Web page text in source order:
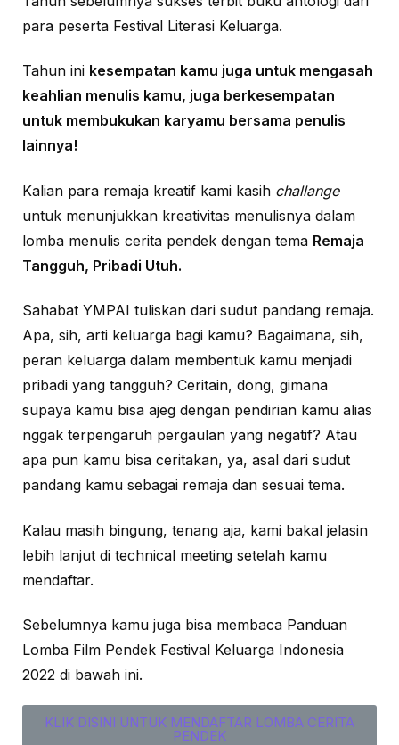
para peserta Festival Literasi Keluarga.
Tahun ini kesempatan kamu juga untuk mengasah
keahlian menulis kamu, juga berkesempatan
untuk membukukan karyamu bersama penulis
lainnya!
Kalian para remaja kreatif kami kasih challange
untuk menunjukkan kreativitas menulisnya dalam
lomba menulis cerita pendek dengan tema Remaja
Tangguh, Pribadi Utuh.
Sahabat YMPAI tuliskan dari sudut pandang remaja.
Apa, sih, arti keluarga bagi kamu? Bagaimana, sih,
peran keluarga dalam membentuk kamu menjadi
pribadi yang tangguh? Ceritain, dong, gimana
supaya kamu bisa ajeg dengan pendirian kamu alias
nggak terpengaruh pergaulan yang negatif? Atau
apa pun kamu bisa ceritakan, ya, asal dari sudut
pandang kamu sebagai remaja dan sesuai tema.
Kalau masih bingung, tenang aja, kami bakal jelasin
lebih lanjut di technical meeting setelah kamu
mendaftar.
Sebelumnya kamu juga bisa membaca Panduan
Lomba Film Pendek Festival Keluarga Indonesia
2022 di bawah ini.
KLIK DISINI UNTUK MENDAFTAR LOMBA CERITA
PENDEK